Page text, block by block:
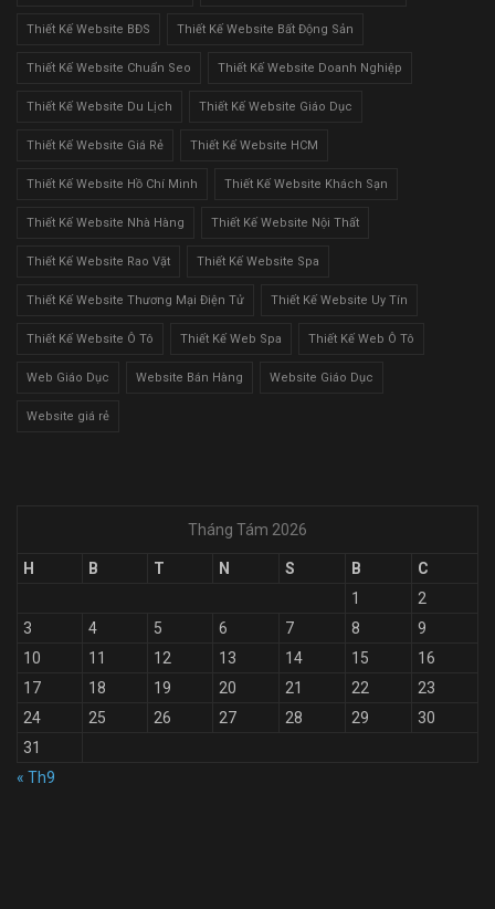
Thiết Kế Website BĐS Thiết Kế Website Bất Động Sản
Thiết Kế Website Chuẩn Seo Thiết Kế Website Doanh Nghiệp
Thiết Kế Website Du Lịch Thiết Kế Website Giáo Dục
Thiết Kế Website Giá Rẻ Thiết Kế Website HCM
Thiết Kế Website Hồ Chí Minh Thiết Kế Website Khách Sạn
Thiết Kế Website Nhà Hàng Thiết Kế Website Nội Thất
Thiết Kế Website Rao Vặt Thiết Kế Website Spa
Thiết Kế Website Thương Mại Điện Tử Thiết Kế Website Uy Tín
Thiết Kế Website Ô Tô Thiết Kế Web Spa Thiết Kế Web Ô Tô
Web Giáo Dục Website Bán Hàng Website Giáo Dục
Website giá rẻ
Tháng Tám 2026
H B T N S B
C
1
2
3
4 5 6 7 8
9
10
11 12 13 14 15
16
17
18 19 20 21 22
23
24
25 26 27 28 29
30
31
« Th9